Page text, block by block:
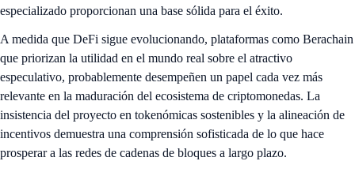
especializado proporcionan una base sólida para el éxito.
A medida que DeFi sigue evolucionando, plataformas como Berachain
que priorizan la utilidad en el mundo real sobre el atractivo
especulativo, probablemente desempeñen un papel cada vez más
relevante en la maduración del ecosistema de criptomonedas. La
insistencia del proyecto en tokenómicas sostenibles y la alineación de
incentivos demuestra una comprensión sofisticada de lo que hace
prosperar a las redes de cadenas de bloques a largo plazo.